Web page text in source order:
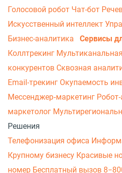
Голосовой робот Чат-бот
Искусственный интеллект
Бизнес-аналитика
Сервисы
Коллтрекинг
конкурентов Сквозная
Email-трекинг Окупаемость
Мессенджер‑маркетинг
маркетолог
Решения
Телефонизация офиса
Крупному бизнесу Красивые
номер Бесплатный вызов